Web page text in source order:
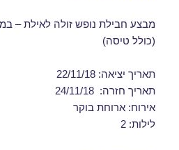
מבצע חבילת נופש זולה לאילת –
(כולל טיסה)
תאריך יציאה: 22/11/18
תאריך חזרה: 24/11/18
אירוח: ארוחת בוקר
לילות: 2